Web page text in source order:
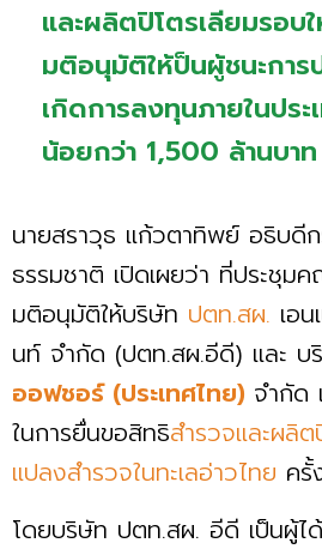
และผลิตปิโตรเลียมรอบ
มติอนุมัติให้ป็นผู้ชนะการ
เกิดการลงทุนภายในปร
น้อยกว่า 1,500 ล้านบาท
นายสราวุธ แก้วตาทิพย์ อธิบดีก
ธรรมชาติ เปิดเผยว่า ที่ประชุม
มติอนุมัติให้บริษัท ปตท.สผ. เอ
นท์ จำกัด (ปตท.สผ.อีดี) และ บ
ออฟชอร์ (ประเทศไทย) จำกัด
ในการยื่นขอสิทธิสำรวจและผลิต
แปลงสำรวจในทะเลอ่าวไทย ค
โดยบริษัท ปตท.สผ. อีดี เป็นผู้ไ